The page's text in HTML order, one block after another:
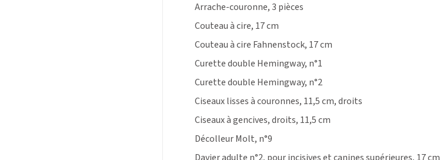
Arrache-couronne, 3 pièces
Couteau à cire, 17 cm
Couteau à cire Fahnenstock, 17 cm
Curette double Hemingway, n°1
Curette double Hemingway, n°2
Ciseaux lisses à couronnes, 11,5 cm, droits
Ciseaux à gencives, droits, 11,5 cm
Décolleur Molt, n°9